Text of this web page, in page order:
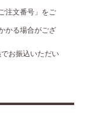
注文番号」をご
かる場合がござ
お振込いただい